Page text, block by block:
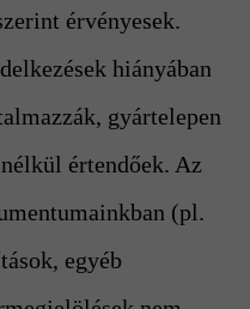
érvényesek.
hiányában
gyártelepen
értendőek. Az
(pl.
egyéb